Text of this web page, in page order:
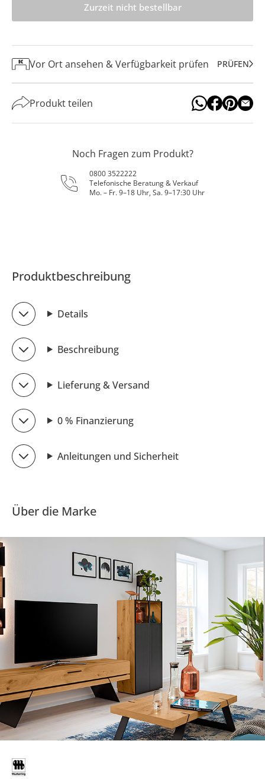
Zurzeit nicht bestellbar
Vor Ort ansehen & Verfügbarkeit prüfen PRÜFEN
Produkt teilen
Noch Fragen zum Produkt?
0800 3522222
Telefonische Beratung & Verkauf
Mo. – Fr. 9–18 Uhr, Sa. 9–17:30 Uhr
Produktbeschreibung
Details
Beschreibung
Lieferung & Versand
0 % Finanzierung
Anleitungen und Sicherheit
Über die Marke